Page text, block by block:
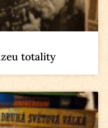
totality